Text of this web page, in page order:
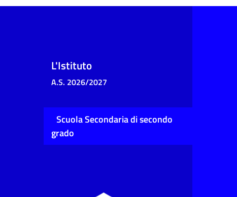
L'Istituto
A.S. 2026/2027
Scuola Secondaria di secondo
grado